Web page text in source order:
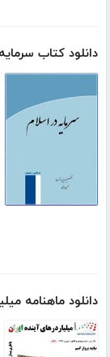
دانلود کتاب
دانلود ماهنامه